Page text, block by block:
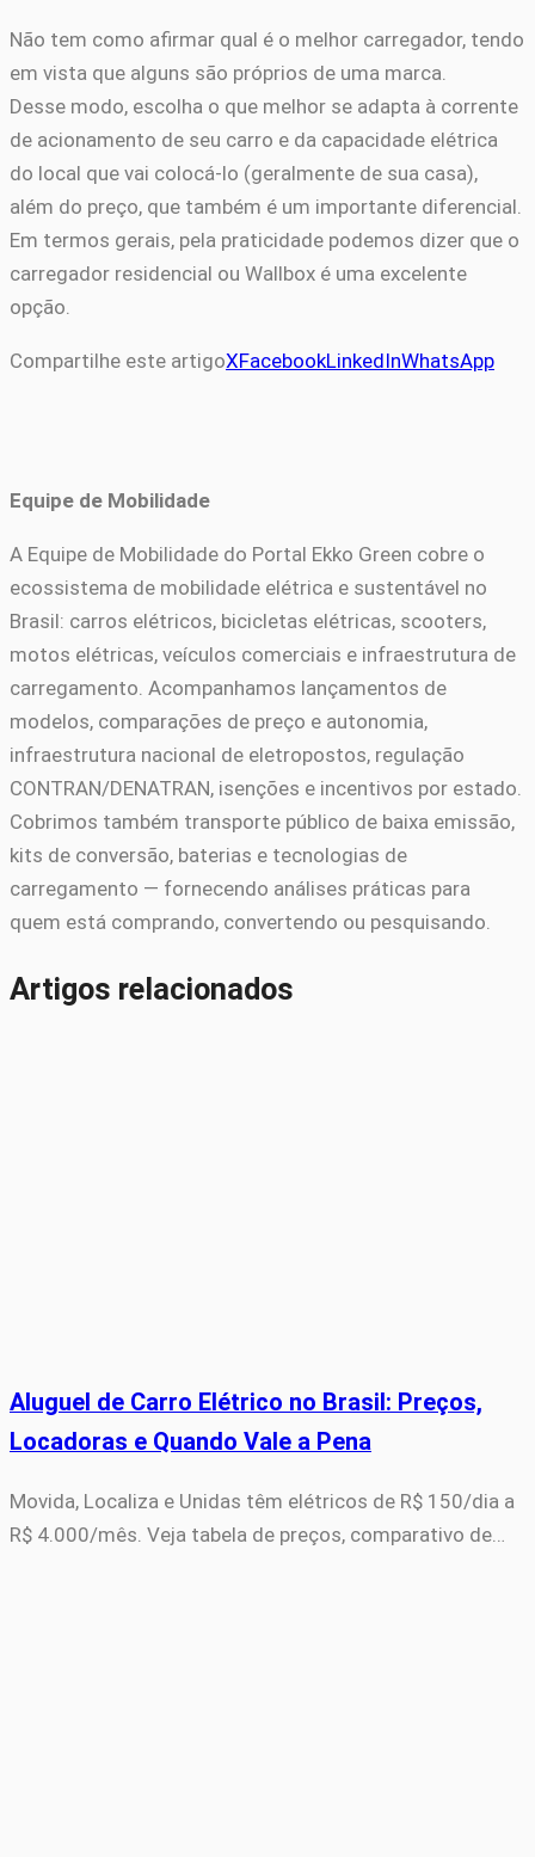
Não tem como afirmar qual é o melhor carregador, tendo
em vista que alguns são próprios de uma marca.
Desse modo, escolha o que melhor se adapta à corrente
de acionamento de seu carro e da capacidade elétrica
do local que vai colocá-lo (geralmente de sua casa),
além do preço, que também é um importante diferencial.
Em termos gerais, pela praticidade podemos dizer que o
carregador residencial ou Wallbox é uma excelente
opção.
Compartilhe este artigoXFacebookLinkedInWhatsApp
Equipe de Mobilidade
A Equipe de Mobilidade do Portal Ekko Green cobre o
ecossistema de mobilidade elétrica e sustentável no
Brasil: carros elétricos, bicicletas elétricas, scooters,
motos elétricas, veículos comerciais e infraestrutura de
carregamento. Acompanhamos lançamentos de
modelos, comparações de preço e autonomia,
infraestrutura nacional de eletropostos, regulação
CONTRAN/DENATRAN, isenções e incentivos por estado.
Cobrimos também transporte público de baixa emissão,
kits de conversão, baterias e tecnologias de
carregamento — fornecendo análises práticas para
quem está comprando, convertendo ou pesquisando.
Artigos relacionados
Aluguel de Carro Elétrico no Brasil: Preços,
Locadoras e Quando Vale a Pena
Movida, Localiza e Unidas têm elétricos de R$ 150/dia a
R$ 4.000/mês. Veja tabela de preços, comparativo de…